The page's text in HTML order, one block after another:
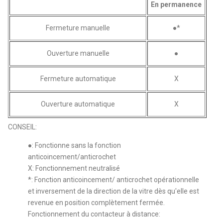
En permanence
Fermeture manuelle ●*
Ouverture manuelle ●
Fermeture automatique X
Ouverture automatique X
CONSEIL:
●: Fonctionne sans la fonction
anticoincement/anticrochet
X: Fonctionnement neutralisé
*: Fonction anticoincement/ anticrochet opérationnelle
et inversement de la direction de la vitre dès qu'elle est
revenue en position complètement fermée.
Fonctionnement du contacteur à distance: